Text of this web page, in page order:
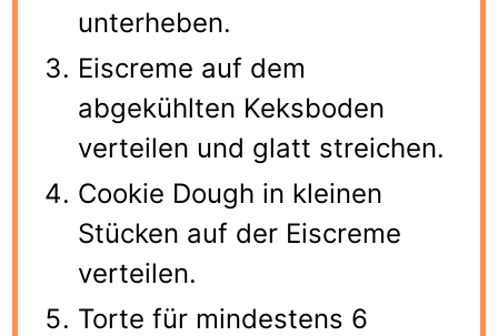
unterheben.
Eiscreme auf dem
abgekühlten Keksboden
verteilen und glatt streichen.
Cookie Dough in kleinen
Stücken auf der Eiscreme
verteilen.
Torte für mindestens 6